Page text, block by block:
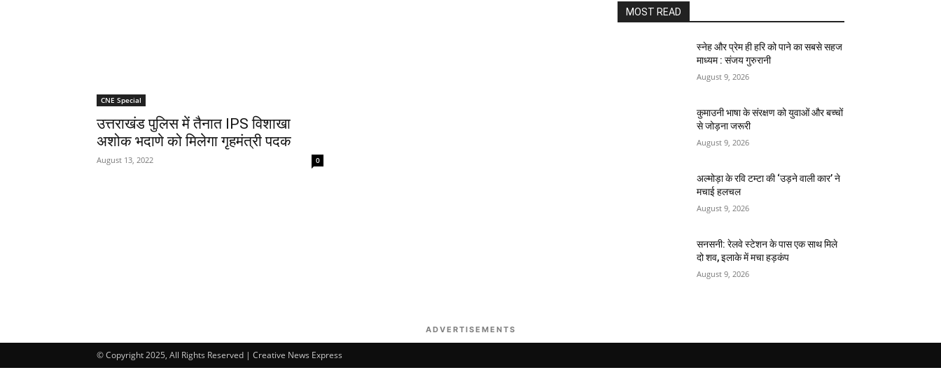
CNE Special
उत्तराखंड पुलिस में तैनात IPS विशाखा
अशोक भदाणे को मिलेगा गृहमंत्री पदक
August 13, 2022 0
MOST READ
स्नेह और प्रेम ही हरि को पाने का सबसे सहज
माध्यम : संजय गुरुरानी
August 9, 2026
कुमाउनी भाषा के संरक्षण को युवाओं और बच्चों
से जोड़ना जरूरी
August 9, 2026
अल्मोड़ा के रवि टम्टा की ‘उड़ने वाली कार’ ने
मचाई हलचल
August 9, 2026
सनसनी: रेलवे स्टेशन के पास एक साथ मिले
दो शव, इलाके में मचा हड़कंप
August 9, 2026
ADVERTISEMENTS
© Copyright 2025, All Rights Reserved | Creative News Express